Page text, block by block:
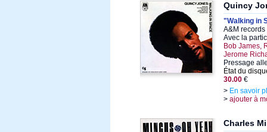
Quincy
"Walking in
A&M
Avec la
Bob James,
Jerome
Pressage
État du
30.00 €
> En savoir
> ajouter à
Charles